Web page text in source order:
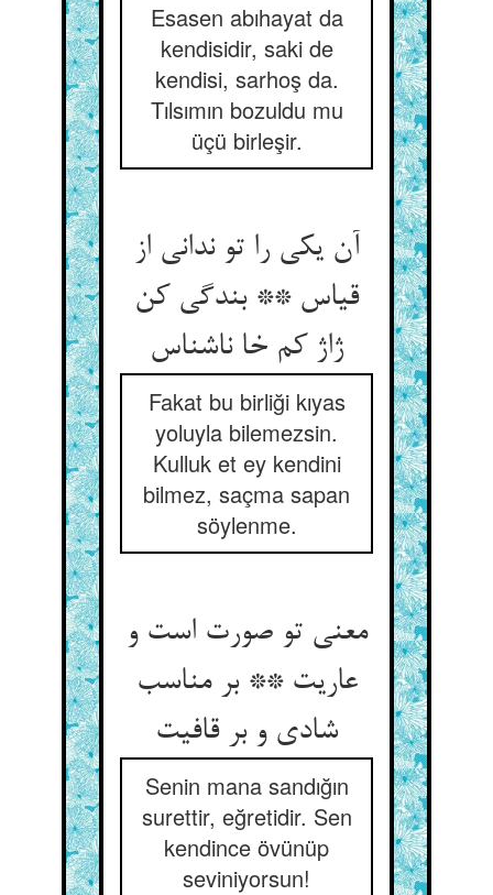
Esasen abıhayat da
kendisidir, saki de
kendisi, sarhoş da.
Tılsımın bozuldu mu
üçü birleşir.
آن یکی را تو ندانی از
قیاس ** بندگی کن
ژاژ کم خا ناشناس‏
Fakat bu birliği kıyas
yoluyla bilemezsin.
Kulluk et ey kendini
bilmez, saçma sapan
söylenme.
معنی تو صورت است و
عاریت ** بر مناسب
شادی و بر قافیت‏
Senin mana sandığın
surettir, eğretidir. Sen
kendince övünüp
seviniyorsun!